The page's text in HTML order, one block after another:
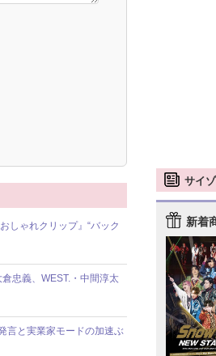
しゃれクリップ』“バック
忠義、WEST.・中間淳太
言と実業家モードの加速ぶ
サイ
新着